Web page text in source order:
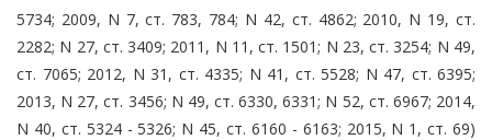
5734; 2009, N 7, ст. 783, 784; N 42, ст. 4862; 2010, N 19, ст.
2282; N 27, ст. 3409; 2011, N 11, ст. 1501; N 23, ст. 3254; N 49,
ст. 7065; 2012, N 31, ст. 4335; N 41, ст. 5528; N 47, ст. 6395;
2013, N 27, ст. 3456; N 49, ст. 6330, 6331; N 52, ст. 6967; 2014,
N 40, ст. 5324 - 5326; N 45, ст. 6160 - 6163; 2015, N 1, ст. 69)